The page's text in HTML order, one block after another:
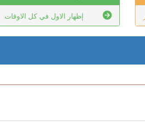
إظهار الاول في كل الاوقات